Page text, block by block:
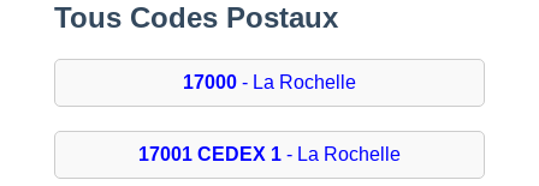
Tous Codes Postaux
17000- La Rochelle
17001 CEDEX 1- La Rochelle